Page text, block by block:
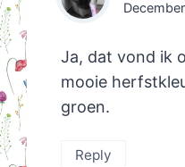
Ja, dat vond ik
mooie
groen.
Reply